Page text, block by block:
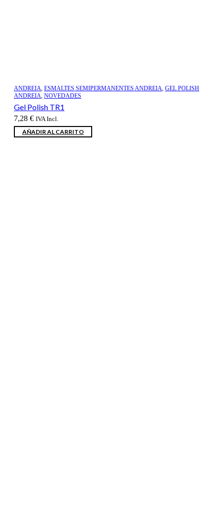
ANDREIA, ESMALTES SEMIPERMANENTES ANDREIA, GEL POLISH
ANDREIA, NOVEDADES
Gel Polish TR1
7,28 € IVA Incl.
AÑADIR AL CARRITO